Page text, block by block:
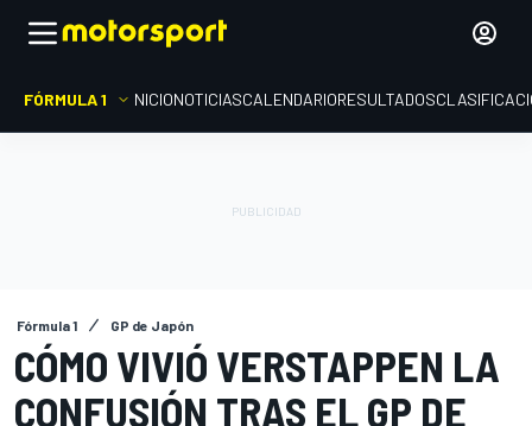
FÓRMULA 1 INICIONOTICIASCALENDARIORESULTADOS
Fórmula 1 GP de Japón
CÓMO VIVIÓ VERSTAPPEN LA
CONFUSIÓN TRAS EL GP DE